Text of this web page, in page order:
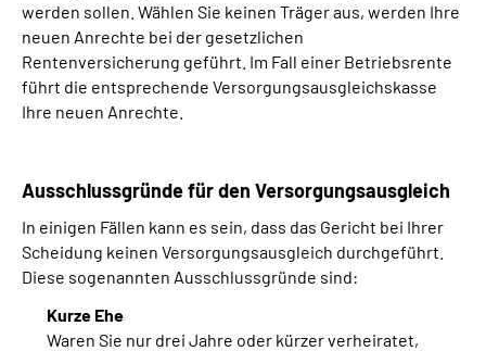
werden sollen. Wählen Sie keinen Träger aus, werden Ihre
neuen Anrechte bei der gesetzlichen
Rentenversicherung geführt. Im Fall einer Betriebsrente
führt die entsprechende Versorgungsausgleichskasse
Ihre neuen Anrechte.
Ausschlussgründe für den Versorgungsausgleich
In einigen Fällen kann es sein, dass das Gericht bei Ihrer
Scheidung keinen Versorgungsausgleich durchgeführt.
Diese sogenannten Ausschlussgründe sind:
Kurze Ehe
Waren Sie nur drei Jahre oder kürzer verheiratet,